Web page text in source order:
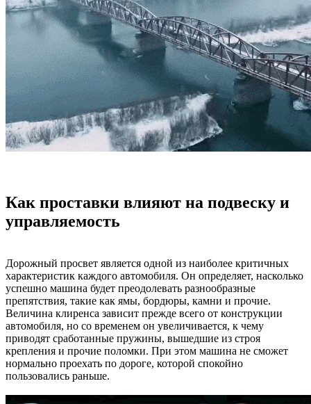
Как проставки влияют на подвеску и
управляемость
Дорожный просвет является одной из наиболее критичных
характеристик каждого автомобиля. Он определяет, насколько
успешно машина будет преодолевать разнообразные
препятствия, такие как ямы, бордюры, камни и прочие.
Величина клиренса зависит прежде всего от конструкции
автомобиля, но со временем он увеличивается, к чему
приводят сработанные пружины, вышедшие из строя
крепления и прочие поломки. При этом машина не сможет
нормально проехать по дороге, которой спокойно
пользовались раньше.